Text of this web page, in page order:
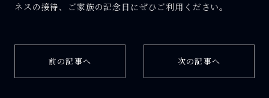
ネスの接待、ご家族の記念日にぜひご利用ください。
前の記事へ 次の記事へ